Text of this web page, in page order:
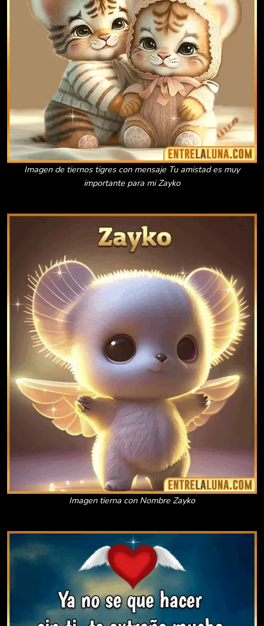
Imagen de tiernos tigres con mensaje Tu amistad es muy
importante para mi Zayko
Imagen tierna con Nombre Zayko